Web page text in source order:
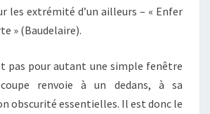
les extrémité d’un ailleurs – « Enfer
» (Baudelaire).
pas pour autant une simple fenêtre
renvoie à un dedans, à sa
obscurité essentielles. Il est donc le